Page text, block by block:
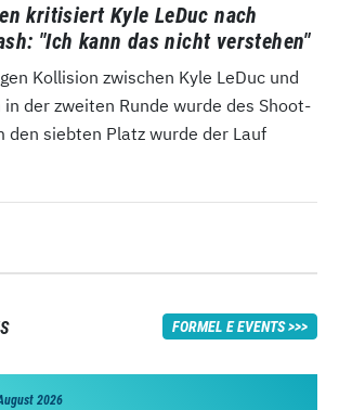
kritisiert Kyle LeDuc nach
"Ich kann das nicht verstehen"
Kollision zwischen Kyle LeDuc und
in der zweiten Runde wurde des Shoot-
den siebten Platz wurde der Lauf
FORMEL E EVENTS
2026